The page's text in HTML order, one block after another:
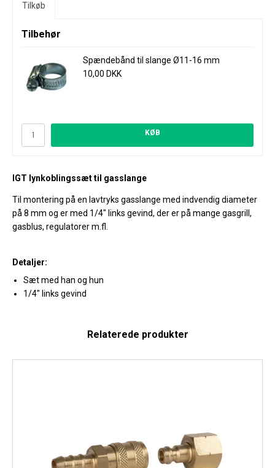
Tilkøb
Tilbehør
Spændebånd til slange Ø11-16 mm
10,00 DKK
KØB
IGT lynkoblingssæt til gasslange
Til montering på en lavtryks gasslange med indvendig diameter
på 8 mm og er med 1/4" links gevind, der er på mange gasgrill,
gasblus, regulatorer m.fl.
Detaljer:
Sæt med han og hun
1/4" links gevind
Relaterede produkter